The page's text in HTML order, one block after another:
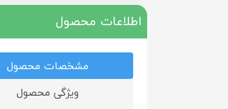
اطلاعات محصول
مشخصات محصول
ویژگی محصول